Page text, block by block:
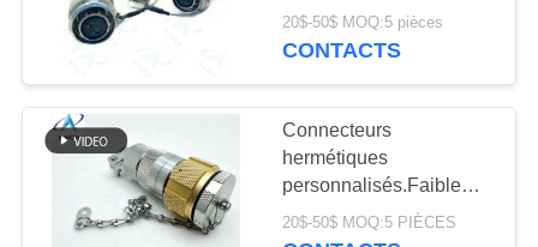
POLITIQUE
EN
MATIÈRE
PROTECTION
passivée
2*J599/26KB02B1N-8.0
20$-50$ MOQ:5 pièces
CONTACTS
Connecteurs
hermétiques
personnalisés.Faible
taux de fuite.Acier
inoxydable passivé.220-
20$-50$ MOQ:5 PIÈCES